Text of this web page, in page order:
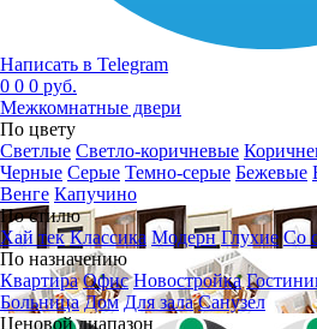
Написать в Telegram
0 0 0 руб.
Межкомнатные двери
По цвету
Светлые Светло-коричневые
Черные Серые Темно-серые Бежевые
Венге Капучино
По стилю
Хай тек Классика Модерн Глухие Со
По назначению
Квартира Офис Новостройка
Больница Дом Для зала Санузел
Ценовой диапазон